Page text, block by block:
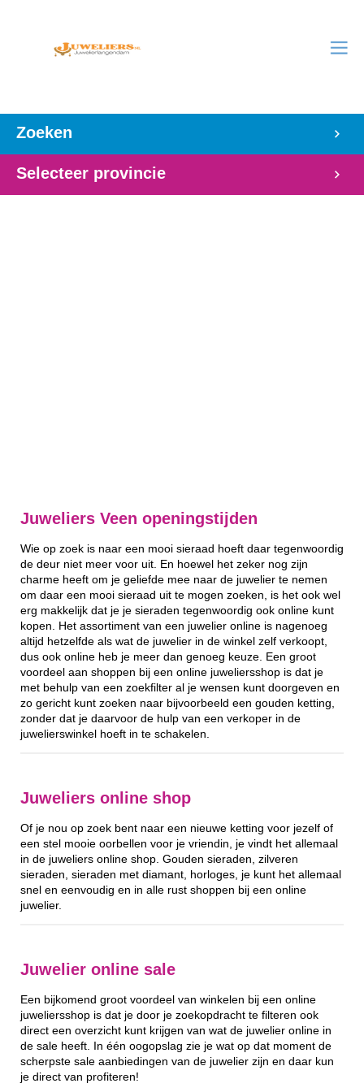
Zoeken
Selecteer provincie
Juweliers Veen openingstijden
Wie op zoek is naar een mooi sieraad hoeft daar tegenwoordig
de deur niet meer voor uit. En hoewel het zeker nog zijn
charme heeft om je geliefde mee naar de juwelier te nemen
om daar een mooi sieraad uit te mogen zoeken, is het ook wel
erg makkelijk dat je je sieraden tegenwoordig ook online kunt
kopen. Het assortiment van een juwelier online is nagenoeg
altijd hetzelfde als wat de juwelier in de winkel zelf verkoopt,
dus ook online heb je meer dan genoeg keuze. Een groot
voordeel aan shoppen bij een online juweliersshop is dat je
met behulp van een zoekfilter al je wensen kunt doorgeven en
zo gericht kunt zoeken naar bijvoorbeeld een gouden ketting,
zonder dat je daarvoor de hulp van een verkoper in de
juwelierswinkel hoeft in te schakelen.
Juweliers online shop
Of je nou op zoek bent naar een nieuwe ketting voor jezelf of
een stel mooie oorbellen voor je vriendin, je vindt het allemaal
in de juweliers online shop. Gouden sieraden, zilveren
sieraden, sieraden met diamant, horloges, je kunt het allemaal
snel en eenvoudig en in alle rust shoppen bij een online
juwelier.
Juwelier online sale
Een bijkomend groot voordeel van winkelen bij een online
juweliersshop is dat je door je zoekopdracht te filteren ook
direct een overzicht kunt krijgen van wat de juwelier online in
de sale heeft. In één oogopslag zie je wat op dat moment de
scherpste sale aanbiedingen van de juwelier zijn en daar kun
je direct van profiteren!